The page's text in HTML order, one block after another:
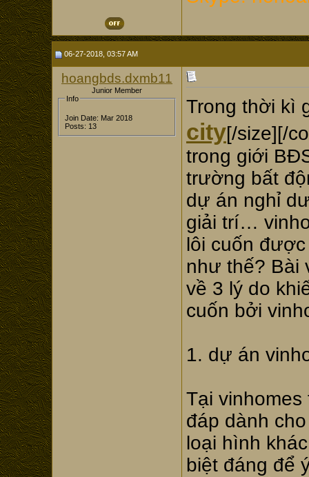
06-27-2018, 03:57 AM
hoangbds.dxmb11
Junior Member
Info
Join Date: Mar 2018
Posts: 13
Trong thời kì
city[/size][/
trong giới
trường bất
dự án nghỉ
giải trí…
lôi cuốn
như thế? Bài
về 3 lý do
cuốn bởi
1. dự án
Tại
đáp dành
loại hình
biệt đáng để